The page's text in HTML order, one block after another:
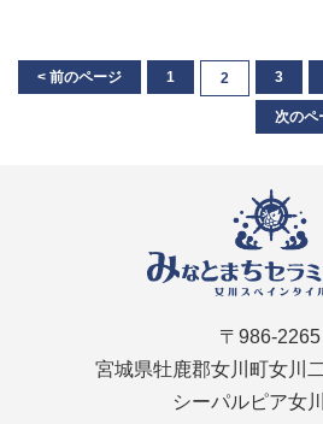
< 前のページ 1 2 3
次のペ
〒986-2265
宮城県牡鹿郡女川町女川
シーパルピア女